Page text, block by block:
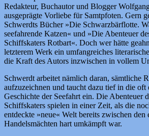
Redakteur, Buchautor und Blogger
ausgeprägte Vorliebe für Samtpfoten. Gern
Schwerdts Bücher »Die Schwarzbärflotte.
seefahrende Katzen« und »Die Abenteuer
Schiffskaters Rotbart«. Doch wer hätte
letzterem Werk ein umfangreiches
die Kraft des Autors inzwischen in vollem
Schwerdt arbeitet nämlich daran, sämtliche
aufzuzeichnen und taucht dazu tief in die oft
Geschichte der Seefahrt ein. Die Abenteuer
Schiffskaters spielen in einer Zeit, als die
entdeckte »neue« Welt bereits zwischen den
Handelsmächten hart umkämpft war.